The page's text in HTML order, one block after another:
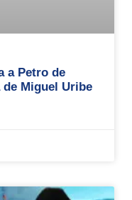
a Petro de
Miguel Uribe